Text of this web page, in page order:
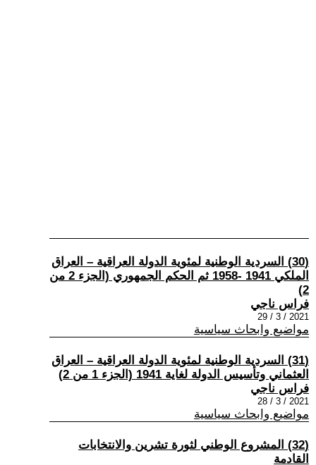
(30) السردية الوطنية لمئوية الدولة العراقية – العراق
الملكي 1941 -1958 ثم الحكم الجمهوري (الجزء 2 من
2)
فراس ناجي
2021 / 3 / 29
مواضيع وابحاث سياسية
(31) السردية الوطنية لمئوية الدولة العراقية – العراق
العثماني وتأسيس الدولة لغاية 1941 (الجزء 1 من 2)
فراس ناجي
2021 / 3 / 28
مواضيع وابحاث سياسية
(32) المشروع الوطني لثورة تشرين والانتخابات
القادمة